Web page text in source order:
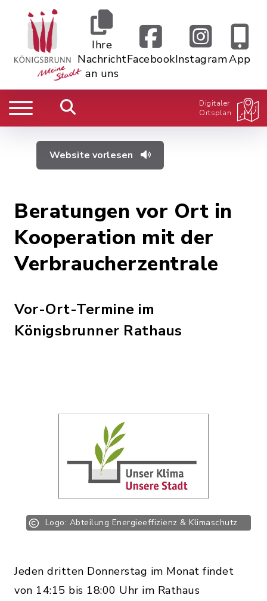
Ihre
Nachricht
an uns
FacebookInstagramApp
Digitaler
Ortsplan
Website vorlesen
Beratungen vor Ort in
Kooperation mit der
Verbraucherzentrale
Vor-Ort-Termine im
Königsbrunner Rathaus
Logo: Abteilung Energieeffizienz & Klimaschutz
Jeden dritten Donnerstag im Monat findet
von 14:15 bis 18:00 Uhr im Rathaus